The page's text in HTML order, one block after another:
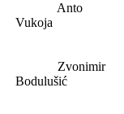
Anto
Vukoja
Zvonimir
Bodulušić